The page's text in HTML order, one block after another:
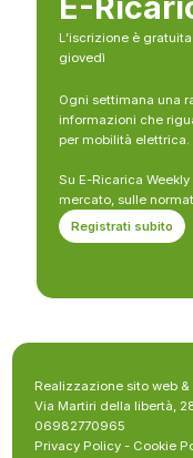
L’iscrizione è
giovedì
Ogni settimana una
informazioni che
per mobilità elettrica.
Su E-Ricarica
mercato, sulle
Registrati subito
Realizzazione sito web
Via Martiri della libertà,
06982770965
Privacy Policy - Cookie